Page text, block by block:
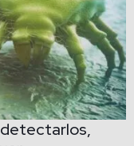
detectarlos,